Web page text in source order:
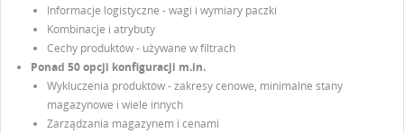
Informacje logistyczne - wagi i wymiary paczki
Kombinacje i atrybuty
Cechy produktów - używane w filtrach
Ponad 50 opcji konfiguracji m.in.
Wykluczenia produktów - zakresy cenowe, minimalne stany
magazynowe i wiele innych
Zarządzania magazynem i cenami